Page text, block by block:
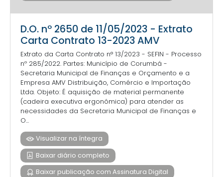
D.O. nº 2650 de 11/05/2023 - Extrato
Carta Contrato 13-2023 AMV
Extrato da Carta Contrato n° 13/2023 - SEFIN - Processo
nº 285/2022. Partes: Município de Corumbá -
Secretaria Municipal de Finanças e Orçamento e a
Empresa AMV Distribuição, Comércio e Importação
Ltda. Objeto: É aquisição de material permanente
(cadeira executiva ergonômica) para atender as
necessidades da Secretaria Municipal de Finanças e
O...
Visualizar na íntegra
Baixar diário completo
Baixar publicação com Assinatura Digital